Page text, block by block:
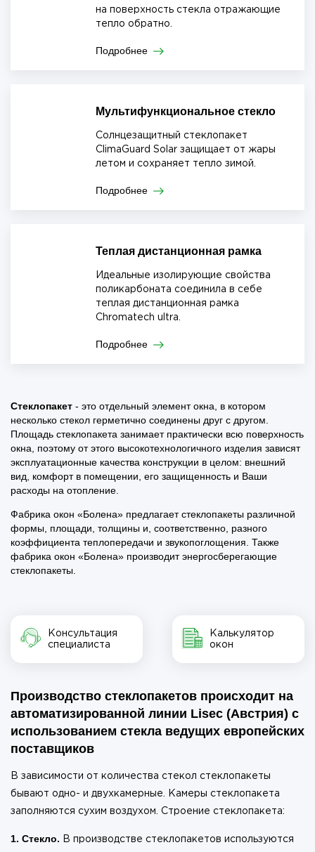
на поверхность стекла отражающие
тепло обратно.
Подробнее
Мультифункциональное стекло
Солнцезащитный стеклопакет
ClimaGuard Solar защищает от жары
летом и сохраняет тепло зимой.
Подробнее
Теплая дистанционная рамка
Идеальные изолирующие свойства
поликарбоната соединила в себе
теплая дистанционная рамка
Chromatech ultra.
Подробнее
Стеклопакет - это отдельный элемент окна, в котором
несколько стекол герметично соединены друг с другом.
Площадь стеклопакета занимает практически всю поверхность
окна, поэтому от этого высокотехнологичного изделия зависят
эксплуатационные качества конструкции в целом: внешний
вид, комфорт в помещении, его защищенность и Ваши
расходы на отопление.
Фабрика окон «Болена» предлагает стеклопакеты различной
формы, площади, толщины и, соответственно, разного
коэффициента теплопередачи и звукопоглощения. Также
фабрика окон «Болена» производит энергосберегающие
стеклопакеты.
Калькулятор
окон
Консультация
специалиста
Производство стеклопакетов происходит на
автоматизированной линии Lisec (Австрия) с
использованием стекла ведущих европейских
поставщиков
В зависимости от количества стекол стеклопакеты
бывают одно- и двухкамерные. Камеры стеклопакета
заполняются сухим воздухом. Строение стеклопакета:
1. Стекло. В производстве стеклопакетов используются